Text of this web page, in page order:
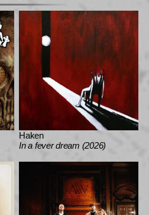
Haken
In a fever dream (2026)